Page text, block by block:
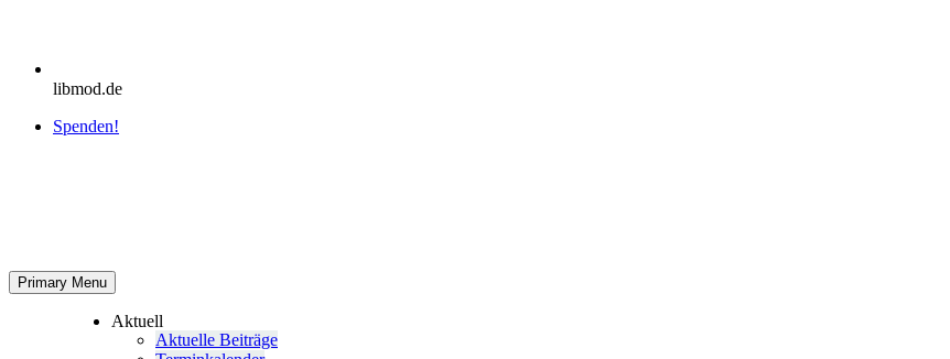
libmod.de
Spenden!
Primary Menu
Aktuell
Aktu­elle Beiträge